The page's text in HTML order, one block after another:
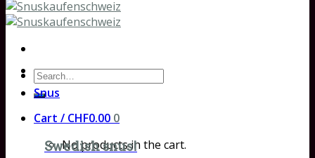
Search
for:
Cart / CHF0.00 0
No products in the cart.
Snus
Swedish snus!